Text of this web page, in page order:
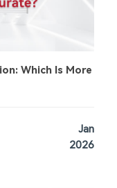
Which Is More
Jan
2026